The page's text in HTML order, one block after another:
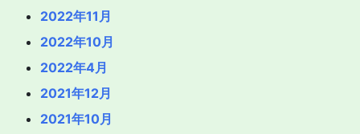
2022年11月
2022年10月
2022年4月
2021年12月
2021年10月